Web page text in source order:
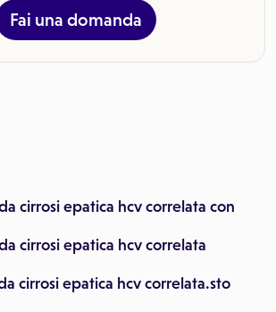
Fai una domanda
cirrosi epatica hcv correlata con
cirrosi epatica hcv correlata
cirrosi epatica hcv correlata.sto